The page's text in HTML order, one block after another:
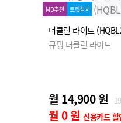
MD추천 로켓설치
더클린 라이트
큐밍 더클린 라이트
월 14,900 원
월 0 원 신용카드 할